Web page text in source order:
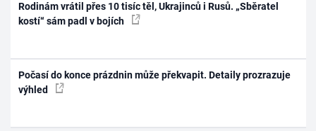
Rodinám vrátil přes 10 tisíc těl, Ukrajinců i Rusů. „Sběratel
kostí“ sám padl v bojích
Počasí do konce prázdnin může překvapit. Detaily prozrazuje
výhled